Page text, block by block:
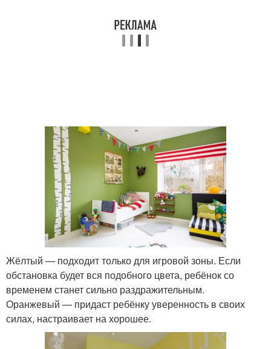
Жёлтый — подходит только для игровой зоны. Если
обстановка будет вся подобного цвета, ребёнок со
временем станет сильно раздражительным.
Оранжевый — придаст ребёнку уверенность в своих
силах, настраивает на хорошее.